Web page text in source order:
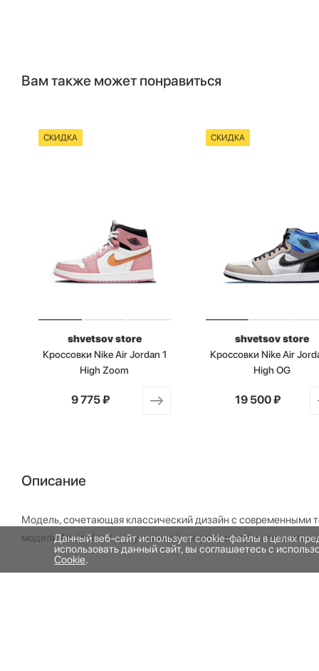
Вам также может понравиться
СКИДКА
shvetsov store
Кроссовки Nike Air Jordan 1
High Zoom
от9 775 ₽
СКИДКА
shvetsov store
Кроссовки Nike Air
High OG
от19 500 ₽
Описание
Модель, сочетающая классический дизайн с современными
модели Air Jordan 1 с улучшенной амортизацией и
Данный веб-сайт использует cookie-файлы в целях
использовать данный сайт, вы соглашаетесь с
Cookie.